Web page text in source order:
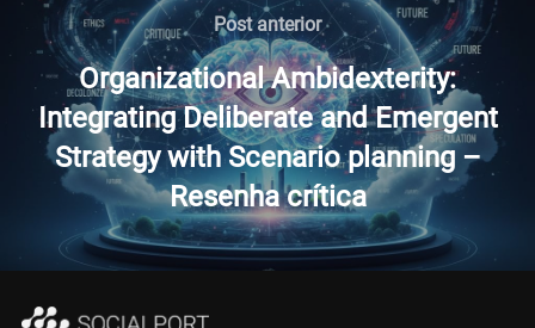
Post
Post
anterior
Post anterior
Organizational Ambidexterity:
Integrating Deliberate and Emergent
Strategy with Scenario planning –
Resenha crítica